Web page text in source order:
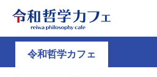
令和哲学カフェ